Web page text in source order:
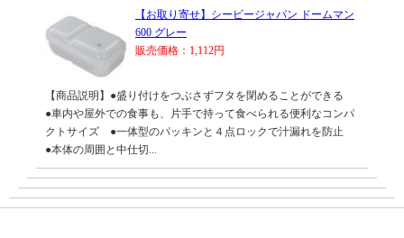
【お取り寄せ】シービージャパン ドームマン
600 グレー
販売価格：1,112円
【商品説明】●盛り付けをつぶさずフタを閉めることができる
●車内や屋外での食事も、片手で持って食べられる便利なコンパ
クトサイズ ●一体型のパッキンと４点ロックで汁漏れを防止
●本体の周囲と中仕切...